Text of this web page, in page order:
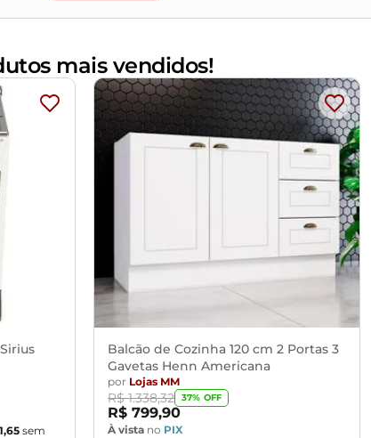
mais vendidos!
,65 sem
Balcão de Cozinha 120 cm 2 Portas 3
Gavetas Henn Americana
por Lojas MM
R$ 1.338,32 37% OFF
R$ 799,90
À vista no PIX